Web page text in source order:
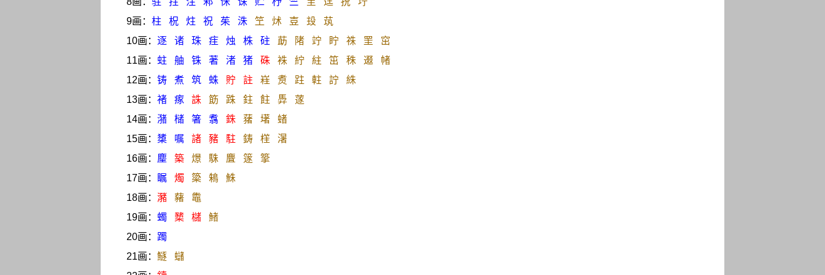
9画： 柱 柷 炷 祝 茱 洙 笁 炢 壴 殶
茿
10画： 逐 诸 珠 疰 烛 株 砫 莇 陼 竚 眝 祩 罜
窋
11画： 蛀 舳 铢 著 渚 猪 硃 袾 紵 紸 笜 秼 逫
帾
12画： 铸 煮 筑 蛛 貯 註 嵀 煑 跓 軴 詝
絑
13画： 褚 瘃 誅 筯 跦 鉒 飳 馵
蓫
14画： 潴 槠 箸 翥 銖 蕏 墸
蝫
15画： 橥 嘱 諸 豬 駐 鋳 樦
濐
16画： 麈 築 燝 駯 麆 篴
篫
17画：
瞩 燭 簗 鴸
鮢
18画： 瀦 藸
鼄
19画： 蠋 櫫 櫧
鯺
20画： 躅
21画： 鱁
蠩